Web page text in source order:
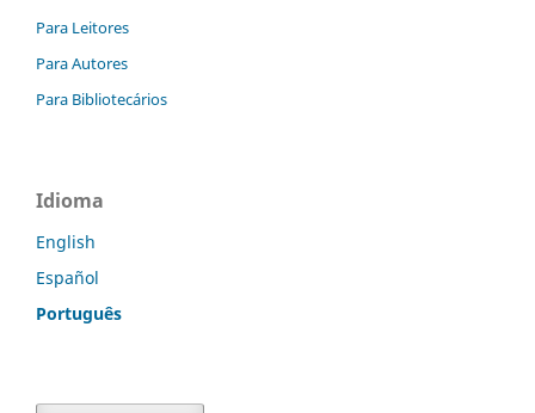
Para Leitores
Para Autores
Para Bibliotecários
Idioma
English
Español
Português